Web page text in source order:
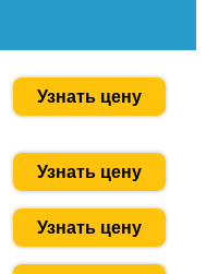
Узнать цену
Узнать цену
Узнать цену